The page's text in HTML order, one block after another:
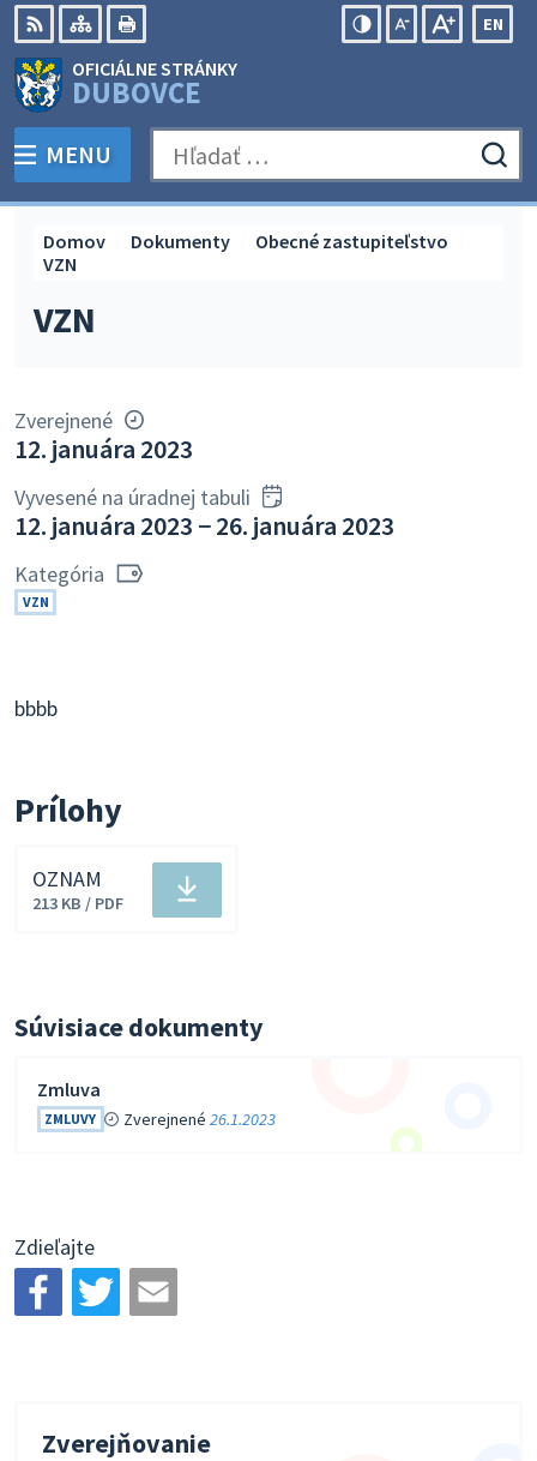
Preskočiť
na
obsah
RSS Mapa
EN
OFICIÁLNE STRÁNKY
DUBOVCE
PREPNÚŤ
MENU Hľadať:
VZN
Domov Dokumenty
Obecné zastupiteľstvo
VZN
Zverejnené
12. januára 2023
Vyvesené na úradnej tabuli
12. januára 2023 − 26. januára 2023
Kategória
VZN
bbbb
Prílohy
Stiahnuť
OZNAM
213 KB / PDF
Súvisiace dokumenty
Zmluva
ZMLUVY Zverejnené 26.1.2023
Zdieľajte
Zverejňovanie